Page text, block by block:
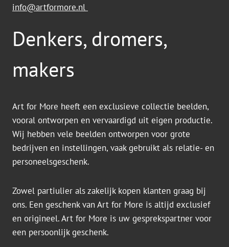
info@artformore.nl
Denkers, dromers,
makers
Art for More heeft een exclusieve collectie beelden,
vooral ontworpen en vervaardigd uit eigen productie.
Wij hebben vele beelden ontworpen voor grote
bedrijven en instellingen, vaak gebruikt als relatie- en
personeelsgeschenk.
Zowel partiulier als zakelijk kopen klanten graag bij
ons. Een geschenk van Art for More is altijd exclusief
en origineel. Art for More is uw gesprekspartner voor
een persoonlijk geschenk.